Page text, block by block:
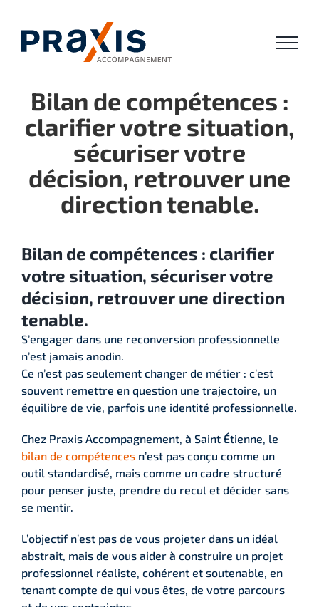
contenu
Bilan de compétences :
clarifier votre situation,
sécuriser votre
décision, retrouver une
direction tenable.
Bilan de compétences : clarifier
votre situation, sécuriser votre
décision, retrouver une direction
tenable.
S’engager dans une reconversion professionnelle
n’est jamais anodin.
Ce n’est pas seulement changer de métier : c’est
souvent remettre en question une trajectoire, un
équilibre de vie, parfois une identité professionnelle.
Chez Praxis Accompagnement, à Saint Étienne, le
bilan de compétences n’est pas conçu comme un
outil standardisé, mais comme un cadre structuré
pour penser juste, prendre du recul et décider sans
se mentir.
L’objectif n’est pas de vous projeter dans un idéal
abstrait, mais de vous aider à construire un projet
professionnel réaliste, cohérent et soutenable, en
tenant compte de qui vous êtes, de votre parcours